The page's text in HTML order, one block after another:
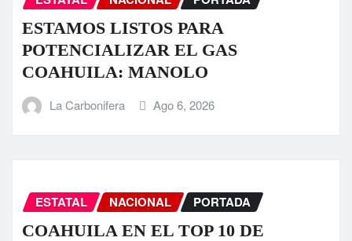
ESTAMOS LISTOS PARA
POTENCIALIZAR EL GAS
COAHUILA: MANOLO
La Carbonifera Ago 6, 2026
ESTATAL NACIONAL PORTADA
COAHUILA EN EL TOP 10 DE